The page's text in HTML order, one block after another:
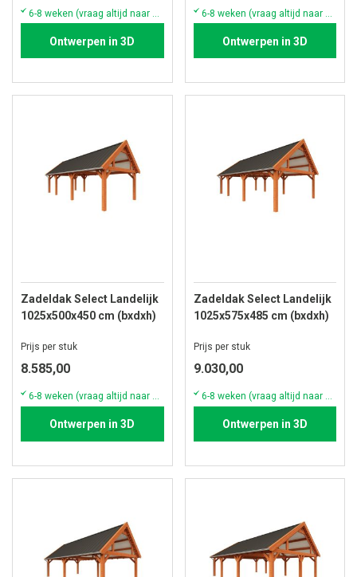
Ontwerpen in 3D Ontwerpen in 3D
Zadeldak Select Landelijk
1025x500x450 cm (bxdxh)
Prijs per stuk
8.585,00
6-8 weken (vraag altijd naar de actuele voorraad & levertijd)
Ontwerpen in 3D
Zadeldak Select Landelijk
1025x575x485 cm (bxdxh)
Prijs per stuk
9.030,00
6-8 weken (vraag altijd naar de actuele voorraad & levertijd)
Ontwerpen in 3D